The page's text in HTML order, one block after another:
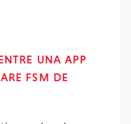
UNA APP
FSM DE